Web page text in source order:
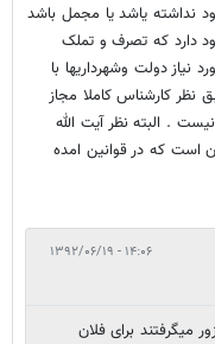
نداشته یاشد یا مجمل باشد
دارد که تصرف و تملک
دولت وشهرداریها با
نظر کارشناس کاملا مجاز
. البته نظر آیت الله
است که در قوانین امده
۱۴:۰۶ - ۱۳۹۲/۰۶/۱۹
میگرفتند برای فلان